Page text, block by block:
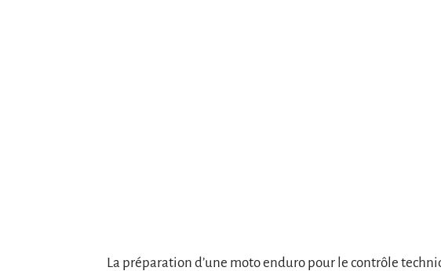
La préparation d’une moto enduro pour le contrôle